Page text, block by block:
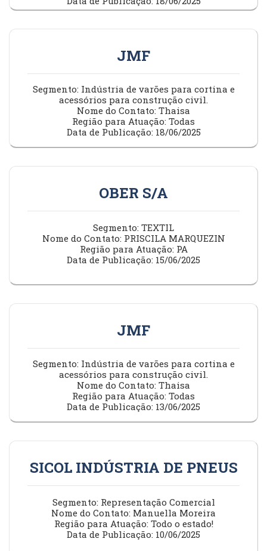
JMF
Segmento: Indústria de varões para cortina e
acessórios para construção civil.
Nome do Contato: Thaisa
Região para Atuação: Todas
Data de Publicação: 18/06/2025
OBER S/A
Segmento: TEXTIL
Nome do Contato: PRISCILA MARQUEZIN
Região para Atuação: PA
Data de Publicação: 15/06/2025
JMF
Segmento: Indústria de varões para cortina e
acessórios para construção civil.
Nome do Contato: Thaisa
Região para Atuação: Todas
Data de Publicação: 13/06/2025
SICOL INDÚSTRIA DE PNEUS
Segmento: Representação Comercial
Nome do Contato: Manuella Moreira
Região para Atuação: Todo o estado!
Data de Publicação: 10/06/2025